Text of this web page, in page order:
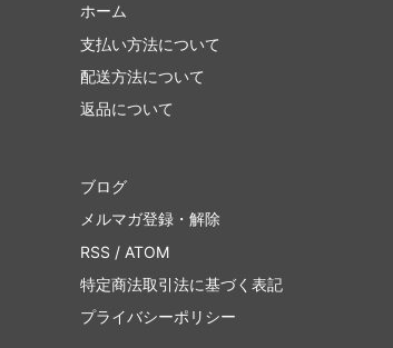
ホーム
支払い方法について
配送方法について
返品について
ブログ
メルマガ登録・解除
RSS / ATOM
特定商法取引法に基づく表記
プライバシーポリシー